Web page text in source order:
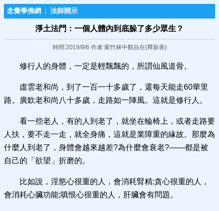
念覺學佛網 : 法師開示
淨土法門：一個人體內到底躲了多​少眾生？
時間:2019/9/6 作者:紫竹林中觀自在{釋新善}
修行人的身體，一定是輕飄飄的，所謂仙風道骨。
虛雲老和尚，到了一百一十多歲了，還每天能走60華里
路。廣欽老和尚八十多歲，走路如一陣風。這就是修行人。
看一些老人，有的人到老了，就坐在輪椅上，或者走路要
人扶，要不走一走，就全身痛，這就是業障重的緣故。那麼為
什麼人到老了，身體會越來越差?為什麼會衰老?——都是被
自己的「欲望」折磨的。
比如說，淫慾心很重的人，會消耗腎精;貪心很重的人，
會消耗心臟功能;嗔恨心很重的人，肝臟會有問題。